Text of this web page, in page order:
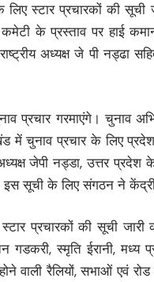
स्टार प्रचारकों की सूची
कमेटी के प्रस्ताव पर हाई
अध्यक्ष जे पी नड्ढा
प्रचार गरमाएंगे। चुनाव
में चुनाव प्रचार के लिए
जेपी नड्डा, उत्तर
इस सूची के लिए संगठन ने
प्रचारकों की सूची जारी
गडकरी, स्मृति ईरानी,
वाली रैलियों, सभाओं एवं रोड